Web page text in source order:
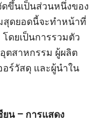
ดขึ้นเป็นส่วนหนึ่งของ
สุดยอดนี้จะทำหน้าที่
ดยเป็นการรวมตัว
ตสาหกรรม ผู้ผลิต
ร์วัสดุ และผู้นำใน
น – การแสดง